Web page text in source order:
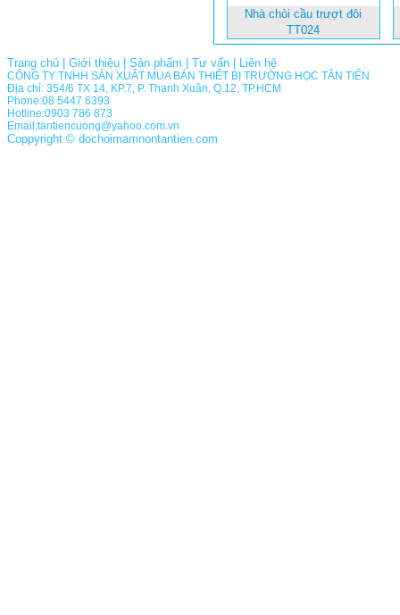
Nhà chòi cầu trượt đôi
TT024
Trang chủ Giới thiệu Sản phẩm Tư vấn Liên hệ
CÔNG TY TNHH SẢN XUẤT MUA BÁN THIẾT BỊ TRƯỜNG HỌC TÂN TIẾN
Địa chỉ: 354/6 TX 14, KP.7, P. Thạnh Xuân, Q.12, TP.HCM
Phone:08 5447 6393
Hotline:0903 786 873
Email:tantiencuong@yahoo.com.vn
Coppyright © dochoimamnontantien.com